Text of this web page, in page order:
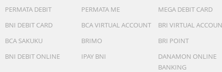
menurut kondisi lokasi dan operator. Untuk detail
dukungan 5G, hubungi operator Anda dan lihat
(3) Kekuatan baterai bervariasi tergantung penggunaan
dan konfigurasi. Lihat apple.com/batteries untuk
PERMATA DEBIT
PERMATA ME
MEGA DEBIT CARD
BNI DEBIT CARD
BCA VIRTUAL ACCOUNT
BRI VIRTUAL
BCA SAKUKU
BRIMO
BRI POINT
BNI DEBIT ONLINE
IPAY BNI
DANAMON ONLINE
BANKING